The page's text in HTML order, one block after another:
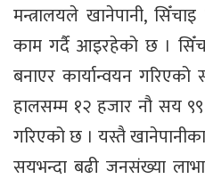
मन्त्रालयले खानेपानी,
काम गर्दै आइरहेको छ ।
बनाएर कार्यान्वयन
हालसम्म १२ हजार नौ सय ९९
गरिएको छ । यस्तै खानेपानीका
सयभन्दा बढी जनसंख्या